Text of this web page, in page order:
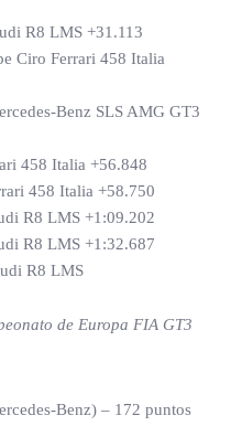
R8 LMS +31.113
Ciro Ferrari 458 Italia
Benz SLS AMG GT3
458 Italia +56.848
458 Italia +58.750
R8 LMS +1:09.202
R8 LMS +1:32.687
R8 LMS
de Europa FIA GT3
Benz) – 172 puntos